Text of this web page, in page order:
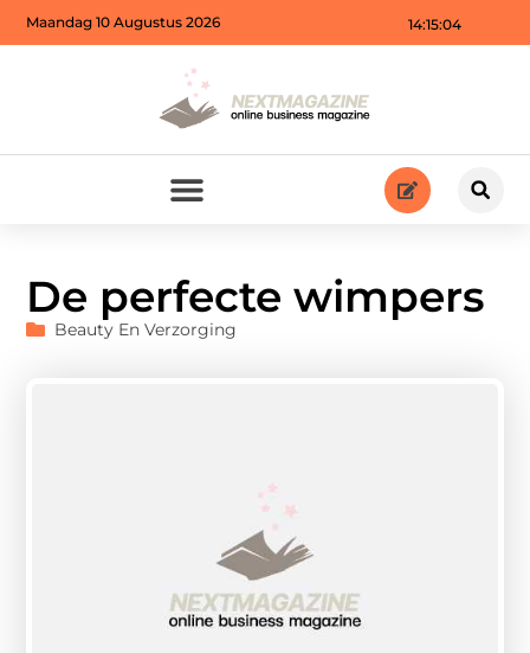
14:15:06
Maandag 10 Augustus 2026
De perfecte wimpers
Beauty En Verzorging